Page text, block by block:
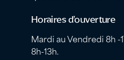
Horaires d’ouverture
Mardi au Vendredi 8h -
8h-13h.